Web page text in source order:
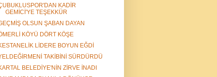
KADİR
GEMİCİ'YE TEŞEKKÜR
OLSUN ŞABAN DAYAN
KÖYÜ DÖRT KÖŞE
LİDERE BOYUN EĞDİ
TAKİBİNİ SÜRDÜRDÜ
BELEDİYE'NİN ZİRVE İNADI